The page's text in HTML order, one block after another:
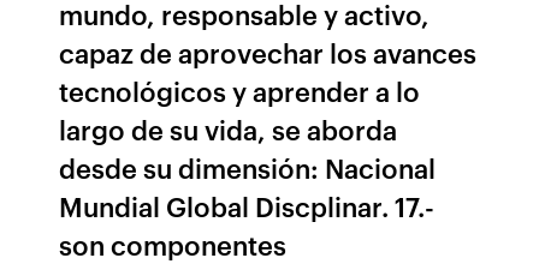
mundo, responsable y activo,
capaz de aprovechar los avances
tecnológicos y aprender a lo
largo de su vida, se aborda
desde su dimensión: Nacional
Mundial Global Discplinar. 17.-
son componentes